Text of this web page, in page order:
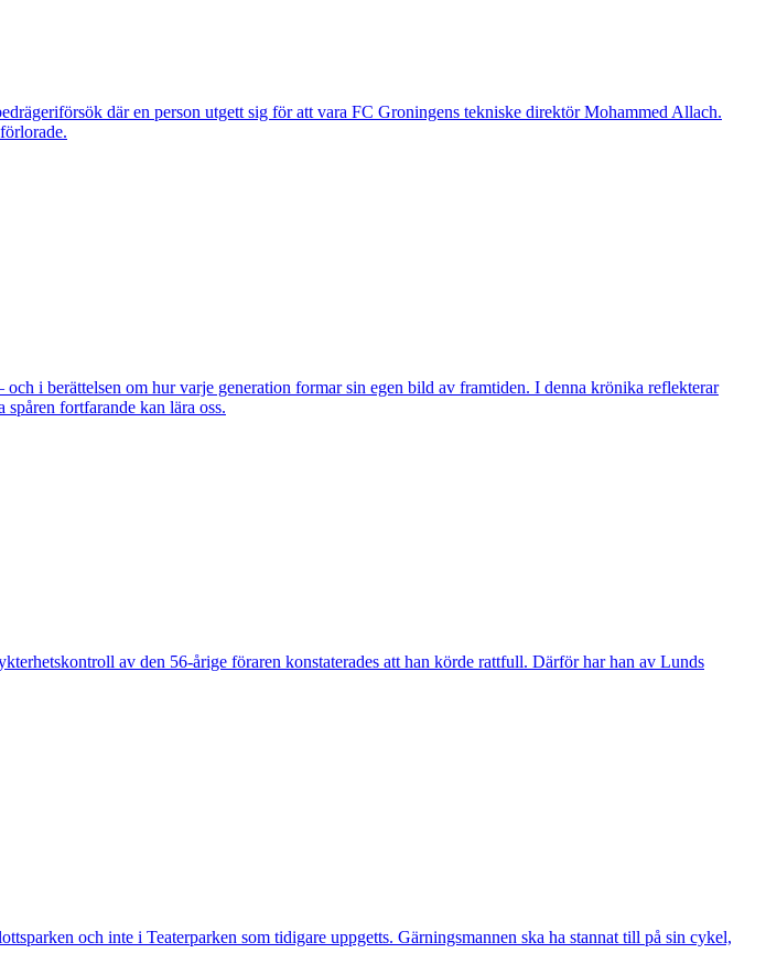
där en person utgett sig för att vara FC Groningens tekniske direktör Mohammed Allach.
i berättelsen om hur varje generation formar sin egen bild av framtiden. I denna krönika reflekterar
fortfarande kan lära oss.
av den 56-årige föraren konstaterades att han körde rattfull. Därför har han av Lunds
och inte i Teaterparken som tidigare uppgetts. Gärningsmannen ska ha stannat till på sin cykel,